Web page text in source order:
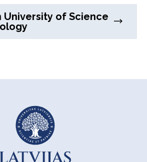
University of Science